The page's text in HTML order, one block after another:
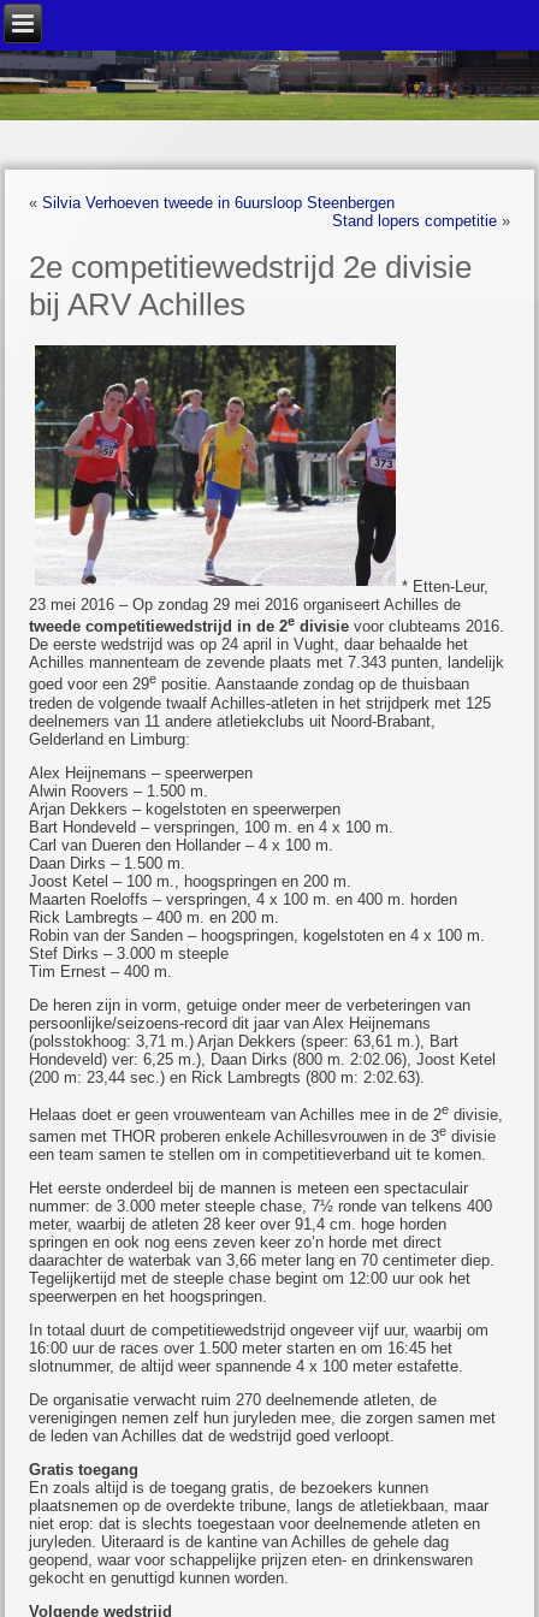
«Silvia Verhoeven tweede in 6uursloop Steenbergen
Stand lopers competitie»
2e competitiewedstrijd 2e divisie
bij ARV Achilles
* Etten-Leur,
23 mei 2016 – Op zondag 29 mei 2016 organiseert Achilles de
tweede competitiewedstrijd in de 2e divisie voor clubteams 2016.
De eerste wedstrijd was op 24 april in Vught, daar behaalde het
Achilles mannenteam de zevende plaats met 7.343 punten, landelijk
goed voor een 29e positie. Aanstaande zondag op de thuisbaan
treden de volgende twaalf Achilles-atleten in het strijdperk met 125
deelnemers van 11 andere atletiekclubs uit Noord-Brabant,
Gelderland en Limburg:
Alex Heijnemans – speerwerpen
Alwin Roovers – 1.500 m.
Arjan Dekkers – kogelstoten en speerwerpen
Bart Hondeveld – verspringen, 100 m. en 4 x 100 m.
Carl van Dueren den Hollander – 4 x 100 m.
Daan Dirks – 1.500 m.
Joost Ketel – 100 m., hoogspringen en 200 m.
Maarten Roeloffs – verspringen, 4 x 100 m. en 400 m. horden
Rick Lambregts – 400 m. en 200 m.
Robin van der Sanden – hoogspringen, kogelstoten en 4 x 100 m.
Stef Dirks – 3.000 m steeple
Tim Ernest – 400 m.
De heren zijn in vorm, getuige onder meer de verbeteringen van
persoonlijke/seizoens-record dit jaar van Alex Heijnemans
(polsstokhoog: 3,71 m.) Arjan Dekkers (speer: 63,61 m.), Bart
Hondeveld) ver: 6,25 m.), Daan Dirks (800 m. 2:02.06), Joost Ketel
(200 m: 23,44 sec.) en Rick Lambregts (800 m: 2:02.63).
Helaas doet er geen vrouwenteam van Achilles mee in de 2e divisie,
samen met THOR proberen enkele Achillesvrouwen in de 3e divisie
een team samen te stellen om in competitieverband uit te komen.
Het eerste onderdeel bij de mannen is meteen een spectaculair
nummer: de 3.000 meter steeple chase, 7½ ronde van telkens 400
meter, waarbij de atleten 28 keer over 91,4 cm. hoge horden
springen en ook nog eens zeven keer zo’n horde met direct
daarachter de waterbak van 3,66 meter lang en 70 centimeter diep.
Tegelijkertijd met de steeple chase begint om 12:00 uur ook het
speerwerpen en het hoogspringen.
In totaal duurt de competitiewedstrijd ongeveer vijf uur, waarbij om
16:00 uur de races over 1.500 meter starten en om 16:45 het
slotnummer, de altijd weer spannende 4 x 100 meter estafette.
De organisatie verwacht ruim 270 deelnemende atleten, de
verenigingen nemen zelf hun juryleden mee, die zorgen samen met
de leden van Achilles dat de wedstrijd goed verloopt.
Gratis toegang
En zoals altijd is de toegang gratis, de bezoekers kunnen
plaatsnemen op de overdekte tribune, langs de atletiekbaan, maar
niet erop: dat is slechts toegestaan voor deelnemende atleten en
juryleden. Uiteraard is de kantine van Achilles de gehele dag
geopend, waar voor schappelijke prijzen eten- en drinkenswaren
gekocht en genuttigd kunnen worden.
Volgende wedstrijd